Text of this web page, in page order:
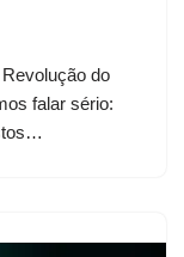
do
falar sério: